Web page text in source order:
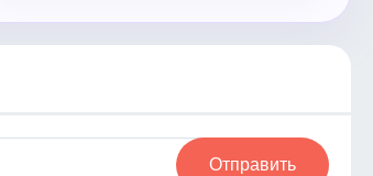
Отправить